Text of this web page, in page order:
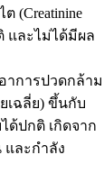
(Creatinine
และไม่ได้มีผล
อาการปวดกล้าม
ยเฉลี่ย) ขึ้นกับ
ด้ปกติ เกิดจาก
และกำลัง